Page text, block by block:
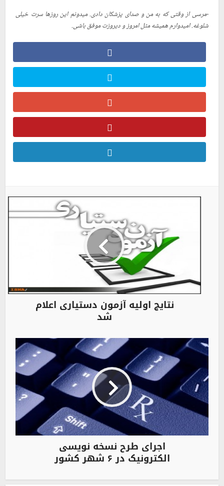
-مرسی از وقتی که به من و صدای پزشکان دادی. میدونم این روزها سرت خیلی
شلوغه. امیدوارم همیشه مثل امروز و دیروزت موفق باشی.
نتایج اولیه آزمون دستیارى اعلام
شد
اجرای طرح نسخه نویسی
الکترونیک در ۶ شهر کشور